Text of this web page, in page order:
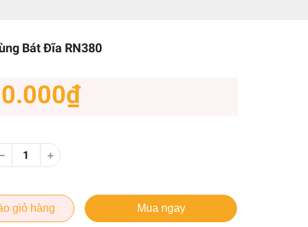
Bát Đĩa RN380
giỏ hàng Mua ngay